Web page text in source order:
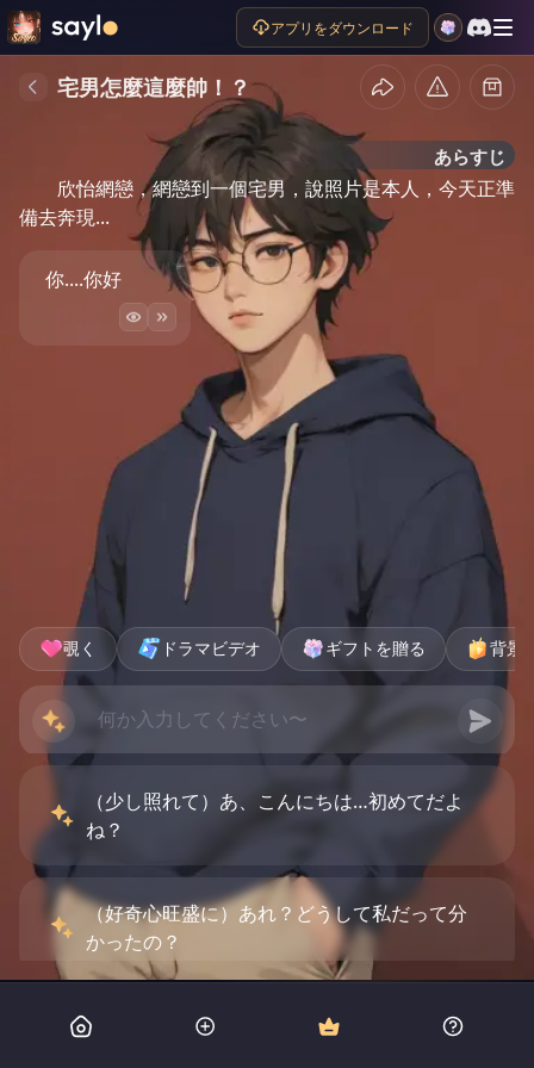
アプリをダウンロード
宅男怎麼這麼帥！？
あらすじ
欣怡網戀，網戀到一個宅男，說照片是本人，今天正準
備去奔現...
你....你好
覗く ドラマビデオ ギフトを贈る 背景
（少し照れて）あ、こんにちは…初めてだよ
ね？
（好奇心旺盛に）あれ？どうして私だって分
かったの？